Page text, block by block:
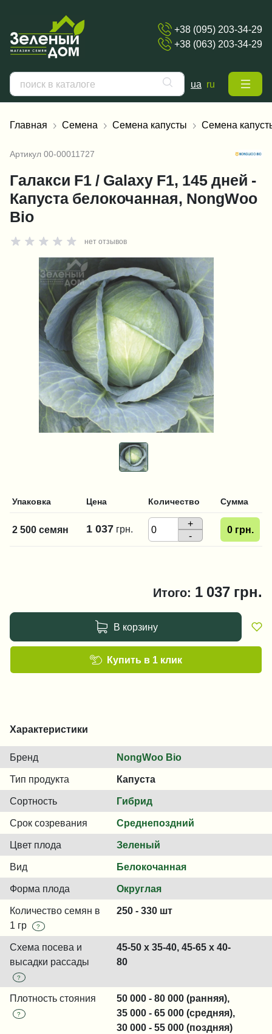
+38 (095) 203-34-29
+38 (063) 203-34-29
ua ru
Главная Семена Семена капусты Семена
Артикул 00-00011727
Галакси F1 / Galaxy F1, 145 дней -
Капуста белокочанная, NongWoo
Bio
нет отзывов
Упаковка Цена Количество Сумма
2 500 семян 1 037 грн.
+
-
0 грн.
Итого: 1 037 грн.
В корзину
Купить в 1 клик
Характеристики
Бренд NongWoo Bio
Тип продукта Капуста
Сортность Гибрид
Срок созревания Среднепоздний
Цвет плода Зеленый
Вид Белокочанная
Форма плода Округлая
Количество семян в
1 гр
?
250 - 330 шт
Схема посева и
высадки рассады
?
45-50 x 35-40, 45-65 x 40-
80
Плотность стояния
?
50 000 - 80 000 (ранняя),
35 000 - 65 000 (средняя),
30 000 - 55 000 (поздняя)